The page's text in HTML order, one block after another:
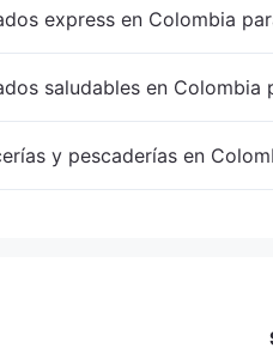
express en Colombia
saludables en
y pescaderías en